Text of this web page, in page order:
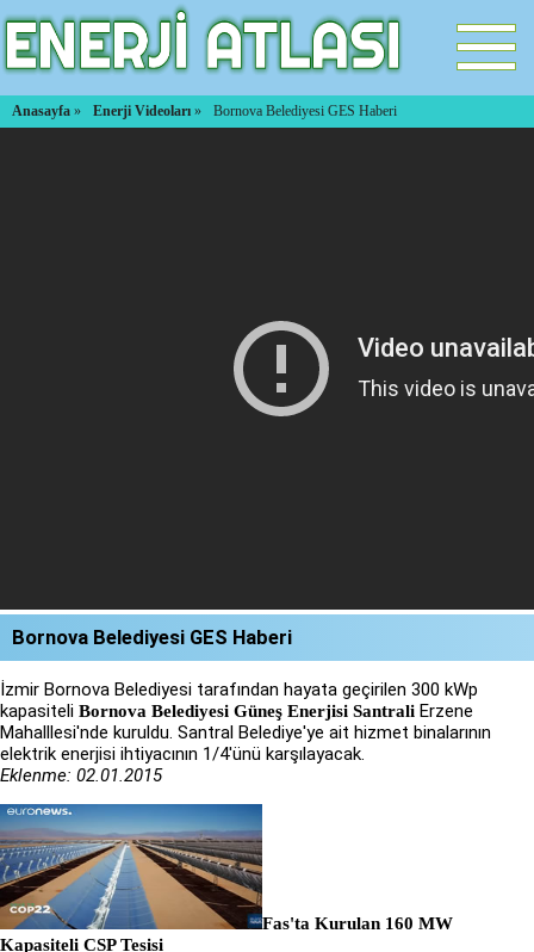
Anasayfa » Enerji Videoları » Bornova Belediyesi GES Haberi
Bornova Belediyesi GES Haberi
İzmir Bornova Belediyesi tarafından hayata geçirilen 300 kWp
kapasiteli Bornova Belediyesi Güneş Enerjisi Santrali Erzene
Mahalllesi'nde kuruldu. Santral Belediye'ye ait hizmet binalarının
elektrik enerjisi ihtiyacının 1/4'ünü karşılayacak.
Eklenme: 02.01.2015
Fas'ta Kurulan 160 MW
Kapasiteli CSP Tesisi